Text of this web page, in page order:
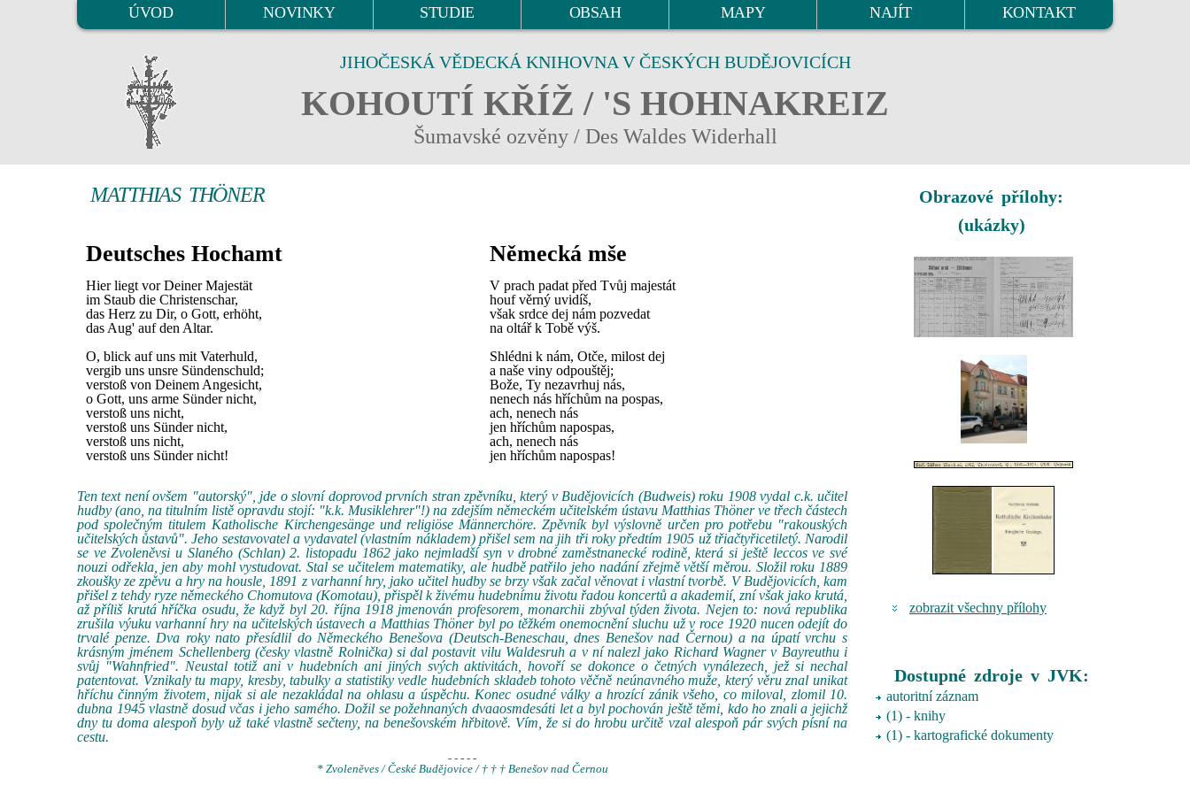
ÚVOD NOVINKY STUDIE OBSAH MAPY NAJÍT KONTAKT
JIHOČESKÁ VĚDECKÁ KNIHOVNA V ČESKÝCH BUDĚJOVICÍCH
KOHOUTÍ KŘÍŽ / 'S HOHNAKREIZ
Šumavské ozvěny / Des Waldes Widerhall
MATTHIAS THÖNER
Deutsches Hochamt
Hier liegt vor Deiner Majestät
im Staub die Christenschar,
das Herz zu Dir, o Gott, erhöht,
das Aug' auf den Altar.
O, blick auf uns mit Vaterhuld,
vergib uns unsre Sündenschuld;
verstoß von Deinem Angesicht,
o Gott, uns arme Sünder nicht,
verstoß uns nicht,
verstoß uns Sünder nicht,
verstoß uns nicht,
verstoß uns Sünder nicht!
Německá mše
V prach padat před Tvůj majestát
houf věrný uvidíš,
však srdce dej nám pozvedat
na oltář k Tobě výš.
Shlédni k nám, Otče, milost dej
a naše viny odpouštěj;
Bože, Ty nezavrhuj nás,
nenech nás hříchům na pospas,
ach, nenech nás
jen hříchům napospas,
ach, nenech nás
jen hříchům napospas!
Ten text není ovšem "autorský", jde o slovní doprovod prvních stran zpěvníku, který v Budějovicích (Budweis) roku 1908 vydal c.k. učitel
hudby (ano, na titulním listě opravdu stojí: "k.k. Musiklehrer"!) na zdejším německém učitelském ústavu Matthias Thöner ve třech částech
pod společným titulem Katholische Kirchengesänge und religiöse Männerchöre. Zpěvník byl výslovně určen pro potřebu "rakouských
učitelských ůstavů". Jeho sestavovatel a vydavatel (vlastním nákladem) přišel sem na jih tři roky předtím 1905 už třiačtyřicetiletý. Narodil
se ve Zvoleněvsi u Slaného (Schlan) 2. listopadu 1862 jako nejmladší syn v drobné zaměstnanecké rodině, která si ještě leccos ve své
nouzi odřekla, jen aby mohl vystudovat. Stal se učitelem matematiky, ale hudbě patřilo jeho nadání zřejmě větší měrou. Složil roku 1889
zkoušky ze zpěvu a hry na housle, 1891 z varhanní hry, jako učitel hudby se brzy však začal věnovat i vlastní tvorbě. V Budějovicích, kam
přišel z tehdy ryze německého Chomutova (Komotau), přispěl k živému hudebnímu životu řadou koncertů a akademií, zní však jako krutá,
až příliš krutá hříčka osudu, že když byl 20. října 1918 jmenován profesorem, monarchii zbýval týden života. Nejen to: nová republika
zrušila výuku varhanní hry na učitelských ústavech a Matthias Thöner byl po těžkém onemocnění sluchu už v roce 1920 nucen odejít do
trvalé penze. Dva roky nato přesídlil do Německého Benešova (Deutsch-Beneschau, dnes Benešov nad Černou) a na úpatí vrchu s
krásným jménem Schellenberg (česky vlastně Rolnička) si dal postavit vilu Waldesruh a v ní nalezl jako Richard Wagner v Bayreuthu i
svůj "Wahnfried". Neustal totiž ani v hudebních ani jiných svých aktivitách, hovoří se dokonce o četných vynálezech, jež si nechal
patentovat. Vznikaly tu mapy, kresby, tabulky a statistiky vedle hudebních skladeb tohoto věčně neúnavného muže, který věru znal unikat
hříchu činným životem, nijak si ale nezakládal na ohlasu a úspěchu. Konec osudné války a hrozící zánik všeho, co miloval, zlomil 10.
dubna 1945 vlastně dosud včas i jeho samého. Dožil se požehnaných dvaaosmdesáti let a byl pochován ještě těmi, kdo ho znali a jejichž
dny tu doma alespoň byly už také vlastně sečteny, na benešovském hřbitově. Vím, že si do hrobu určitě vzal alespoň pár svých písní na
cestu.
- - - - -
* Zvoleněves / České Budějovice / † † † Benešov nad Černou
Obrazové přílohy:
(ukázky)
zobrazit všechny přílohy
Dostupné zdroje v JVK:
autoritní záznam
(1) - knihy
(1) - kartografické dokumenty